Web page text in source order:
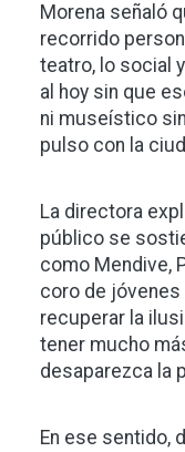
Morena señaló
recorrido
teatro, lo social
al hoy sin que
ni museístico
pulso con la
La directora
público se
como Mendive,
coro de jóvenes
recuperar la
tener mucho
desaparezca la
En ese sentido,